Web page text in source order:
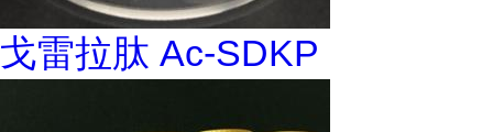
戈雷拉肽 Ac-SDKP